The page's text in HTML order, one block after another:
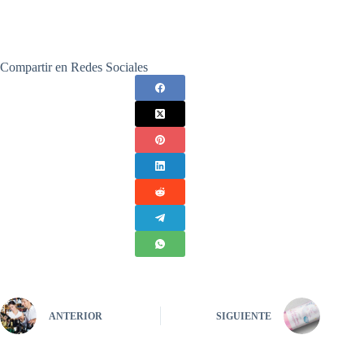
Compartir en Redes Sociales
ANTERIOR SIGUIENTE